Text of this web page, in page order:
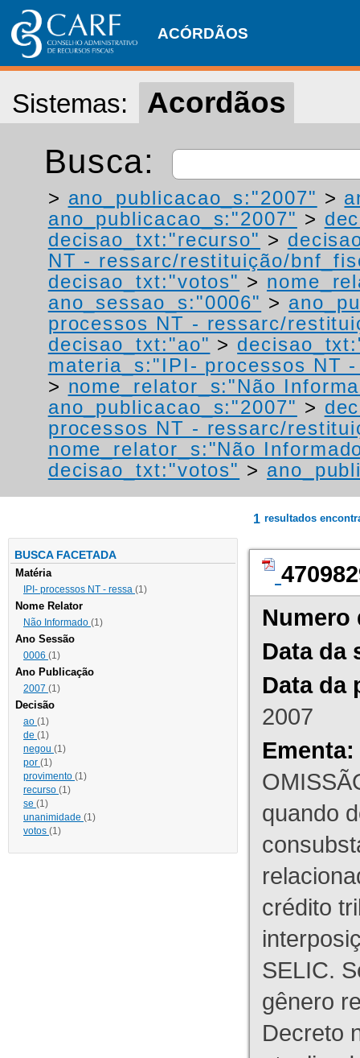
ACÓRDÃOS
Sistemas: Acordãos
Busca:
> ano_publicacao_s:"2007" >
ano_publicacao_s:"2007" >
decisao_txt:"recurso" >
NT - ressarc/restituição/
decisao_txt:"votos" >
ano_sessao_s:"0006" >
processos NT - ressarc/
decisao_txt:"ao" >
materia_s:"IPI- processos NT
> nome_relator_s:"Não
ano_publicacao_s:"2007" >
processos NT - ressarc/
nome_relator_s:"Não
decisao_txt:"votos" >
BUSCA FACETADA
Matéria
IPI- processos NT - ressa (1)
Nome Relator
Não Informado (1)
Ano Sessão
0006 (1)
Ano Publicação
2007 (1)
Decisão
ao (1)
de (1)
negou (1)
por (1)
provimento (1)
recurso (1)
se (1)
unanimidade (1)
votos (1)
1 resultados
Numero
Data da
Data da
2007
Ementa:
quando
crédito
SELIC.
gênero
Decreto